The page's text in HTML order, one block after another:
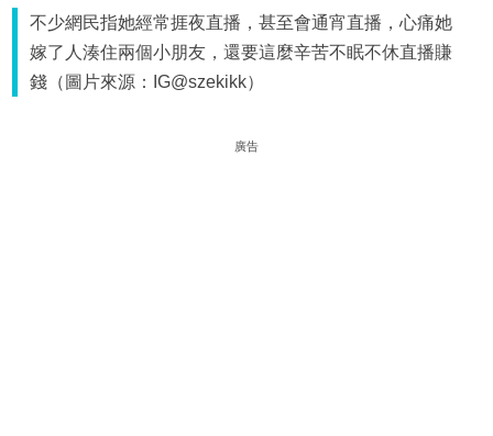
不少網民指她經常捱夜直播，甚至會通宵直播，心痛她
嫁了人湊住兩個小朋友，還要這麼辛苦不眠不休直播賺
錢（圖片來源：IG@szekikk）
廣告